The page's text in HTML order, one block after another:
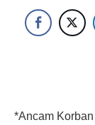
*Ancam